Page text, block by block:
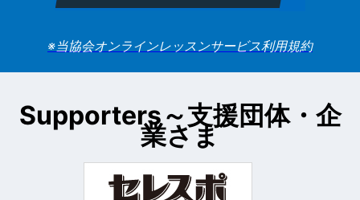
※当協会オンラインレッスンサービス利用規約
Supporters～支援団体・企
業さま